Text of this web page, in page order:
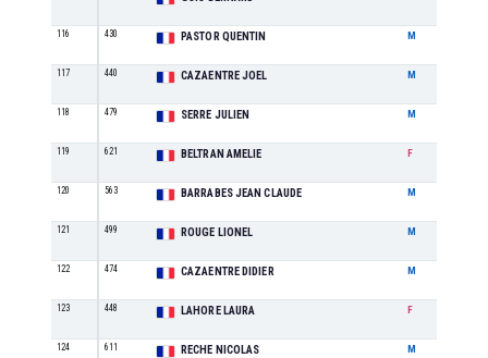
116 430 PASTOR QUENTIN M
117 440 CAZAENTRE JOEL M
118 479 SERRE JULIEN M
119 621 BELTRAN AMELIE F
120 563 BARRABES JEAN CLAUDE M
121 499 ROUGE LIONEL M
122 474 CAZAENTRE DIDIER M
123 448 LAHORE LAURA F
124 611 RECHE NICOLAS M